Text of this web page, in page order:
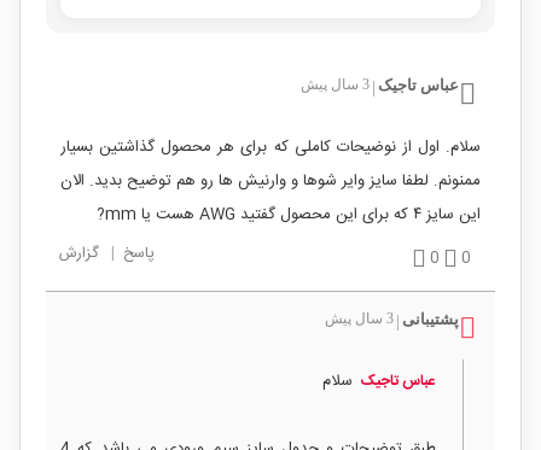
عباس تاجیک | 3 سال پیش
سلام. اول از نوضیحات کاملی که برای هر محصول گذاشتین بسیار
ممنونم. لطفا سایز وایر شوها و وارنیش ها رو هم توضیح بدید. الان
این سایز ۴ که برای این محصول گفتید AWG هست یا mm?
0
0 پاسخ | گزارش
پشتیبانی | 3 سال پیش
عباس تاجیک سلام